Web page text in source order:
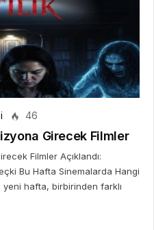
46
Girecek Filmler
Filmler Açıklandı:
Bu Hafta Sinemalarda Hangi
yeni hafta, birbirinden farklı